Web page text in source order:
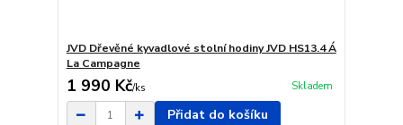
JVD Dřevěné kyvadlové stolní hodiny JVD HS13.4 Á
La Campagne
1 990 Kč/ks Skladem
Přidat do košíku